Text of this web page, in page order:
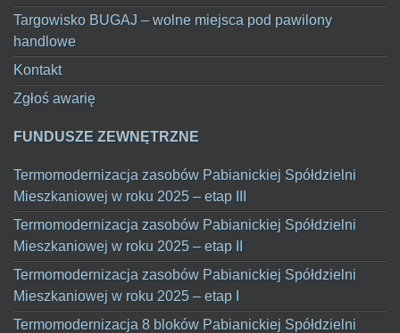
Targowisko BUGAJ – wolne miejsca pod pawilony
handlowe
Kontakt
Zgłoś awarię
FUNDUSZE ZEWNĘTRZNE
Termomodernizacja zasobów Pabianickiej Spółdzielni
Mieszkaniowej w roku 2025 – etap III
Termomodernizacja zasobów Pabianickiej Spółdzielni
Mieszkaniowej w roku 2025 – etap II
Termomodernizacja zasobów Pabianickiej Spółdzielni
Mieszkaniowej w roku 2025 – etap I
Termomodernizacja 8 bloków Pabianickiej Spółdzielni